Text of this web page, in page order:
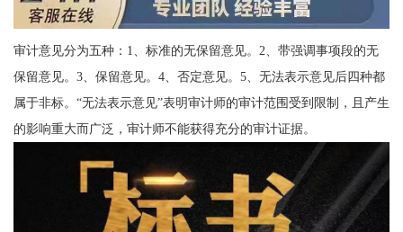
审计意见分为五种：1、标准的无保留意见。2、带强调事项段的无
保留意见。3、保留意见。4、否定意见。5、无法表示意见后四种都
属于非标。“无法表示意见”表明审计师的审计范围受到限制，且产生
的影响重大而广泛，审计师不能获得充分的审计证据。